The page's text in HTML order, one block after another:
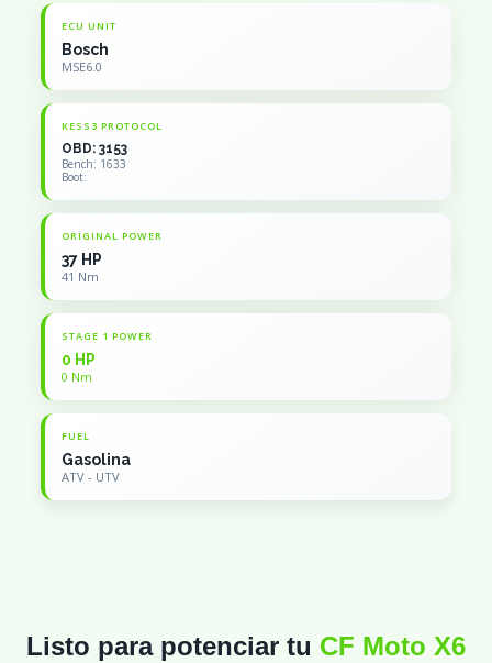
ECU UNIT
Bosch
MSE6.0
KESS3 PROTOCOL
OBD: 3153
Bench: 1633
Boot:
ORIGINAL POWER
37 HP
41 Nm
STAGE 1 POWER
0 HP
0 Nm
FUEL
Gasolina
ATV - UTV
Listo para potenciar tu CF Moto X6